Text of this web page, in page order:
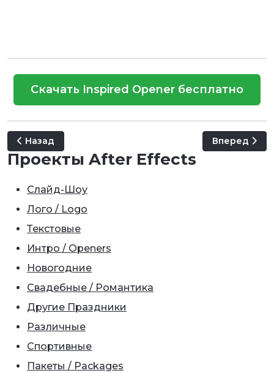
Скачать Inspired Opener бесплатно
Предыдущий: Elegant Slide Show
Назад Следующий:
Вперед
Проекты After Effects
Слайд-Шоу
Лого / Logo
Текстовые
Интро / Openers
Новогодние
Свадебные / Романтика
Другие Праздники
Различные
Спортивные
Пакеты / Packages